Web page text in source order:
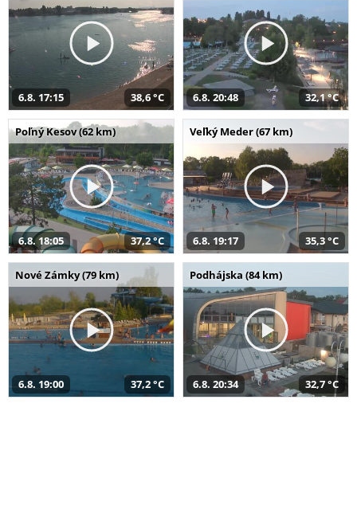
6.8. 17:15 38,6 °C 6.8. 20:48 32,1 °C
Poľný Kesov (62 km)
6.8. 18:05 37,2 °C
Veľký Meder (67 km)
6.8. 19:17 35,3 °C
Nové Zámky (79 km)
6.8. 19:00 37,2 °C
Podhájska (84 km)
6.8. 20:34 32,7 °C